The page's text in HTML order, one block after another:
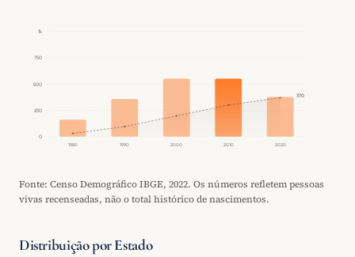
0
250
500
750
1k
1980 1990 2000 2010 2020
370
Fonte: Censo Demográfico IBGE, 2022. Os números refletem pessoas
vivas recenseadas, não o total histórico de nascimentos.
Distribuição por Estado